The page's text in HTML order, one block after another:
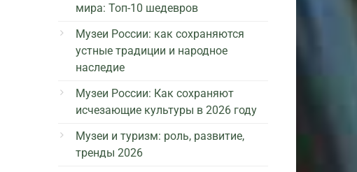
мира: Топ-10 шедевров
Музеи России: как сохраняются
устные традиции и народное
наследие
Музеи России: Как сохраняют
исчезающие культуры в 2026 году
Музеи и туризм: роль, развитие,
тренды 2026